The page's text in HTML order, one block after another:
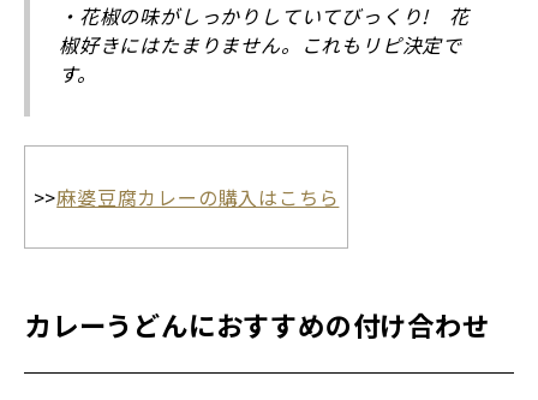
・花椒の味がしっかりしていてびっくり! 花
椒好きにはたまりません。これもリピ決定で
す。
>>麻婆豆腐カレーの購入はこちら
カレーうどんにおすすめの付け合わせ